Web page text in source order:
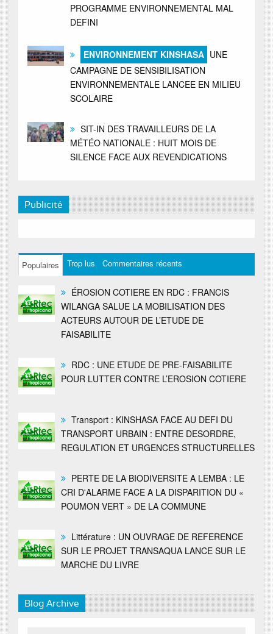
PROGRAMME ENVIRONNEMENTAL MAL
DEFINI
ENVIRONNEMENT KINSHASA UNE
CAMPAGNE DE SENSIBILISATION
ENVIRONNEMENTALE LANCEE EN MILIEU
SCOLAIRE
SIT-IN DES TRAVAILLEURS DE LA
MÉTÉO NATIONALE : HUIT MOIS DE
SILENCE FACE AUX REVENDICATIONS
Publicité
Populaires Trop lus Commentaires récents
ÉROSION COTIERE EN RDC : FRANCIS
WILANGA SALUE LA MOBILISATION DES
ACTEURS AUTOUR DE L’ETUDE DE
FAISABILITE
RDC : UNE ETUDE DE PRE-FAISABILITE
POUR LUTTER CONTRE L’EROSION COTIERE
Transport : KINSHASA FACE AU DEFI DU
TRANSPORT URBAIN : ENTRE DESORDRE,
REGULATION ET URGENCES STRUCTURELLES
PERTE DE LA BIODIVERSITE A LEMBA : LE
CRI D'ALARME FACE A LA DISPARITION DU «
POUMON VERT » DE LA COMMUNE
Littérature : UN OUVRAGE DE REFERENCE
SUR LE PROJET TRANSAQUA LANCE SUR LE
MARCHE DU LIVRE
Blog Archive